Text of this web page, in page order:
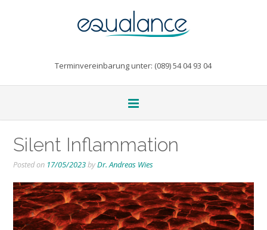
Terminvereinbarung unter: (089) 54 04 93 04
Silent Inflammation
Posted on 17/05/2023byDr. Andreas Wies